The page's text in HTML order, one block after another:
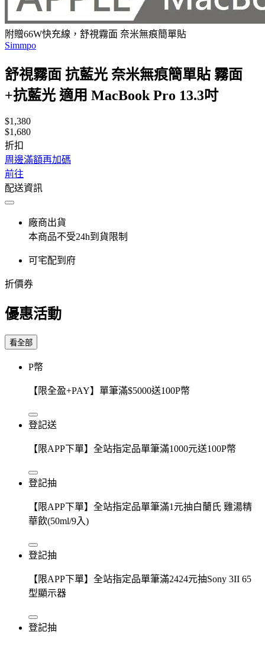
附贈66W快充線，舒視霧面 奈米無痕簡單貼
Simmpo
舒視霧面 抗藍光 奈米無痕簡單貼 霧面
+抗藍光 適用 MacBook Pro 13.3吋
$1,380
$1,680
折扣
周邊滿額再加碼
前往
配送資訊
廠商出貨
本商品不受24h到貨限制
可宅配到府
折價券
優惠活動
看全部
P幣
【限全盈+PAY】單筆滿$5000送100P幣
登記送
【限APP下單】全站指定品單筆滿1000元送100P幣
登記抽
【限APP下單】全站指定品單筆滿1元抽白蘭氏 雞湯精
華飲(50ml/9入)
登記抽
【限APP下單】全站指定品單筆滿2424元抽Sony 3II 65
型顯示器
登記抽